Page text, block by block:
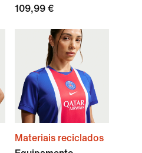
109,99 €
Materiais reciclados